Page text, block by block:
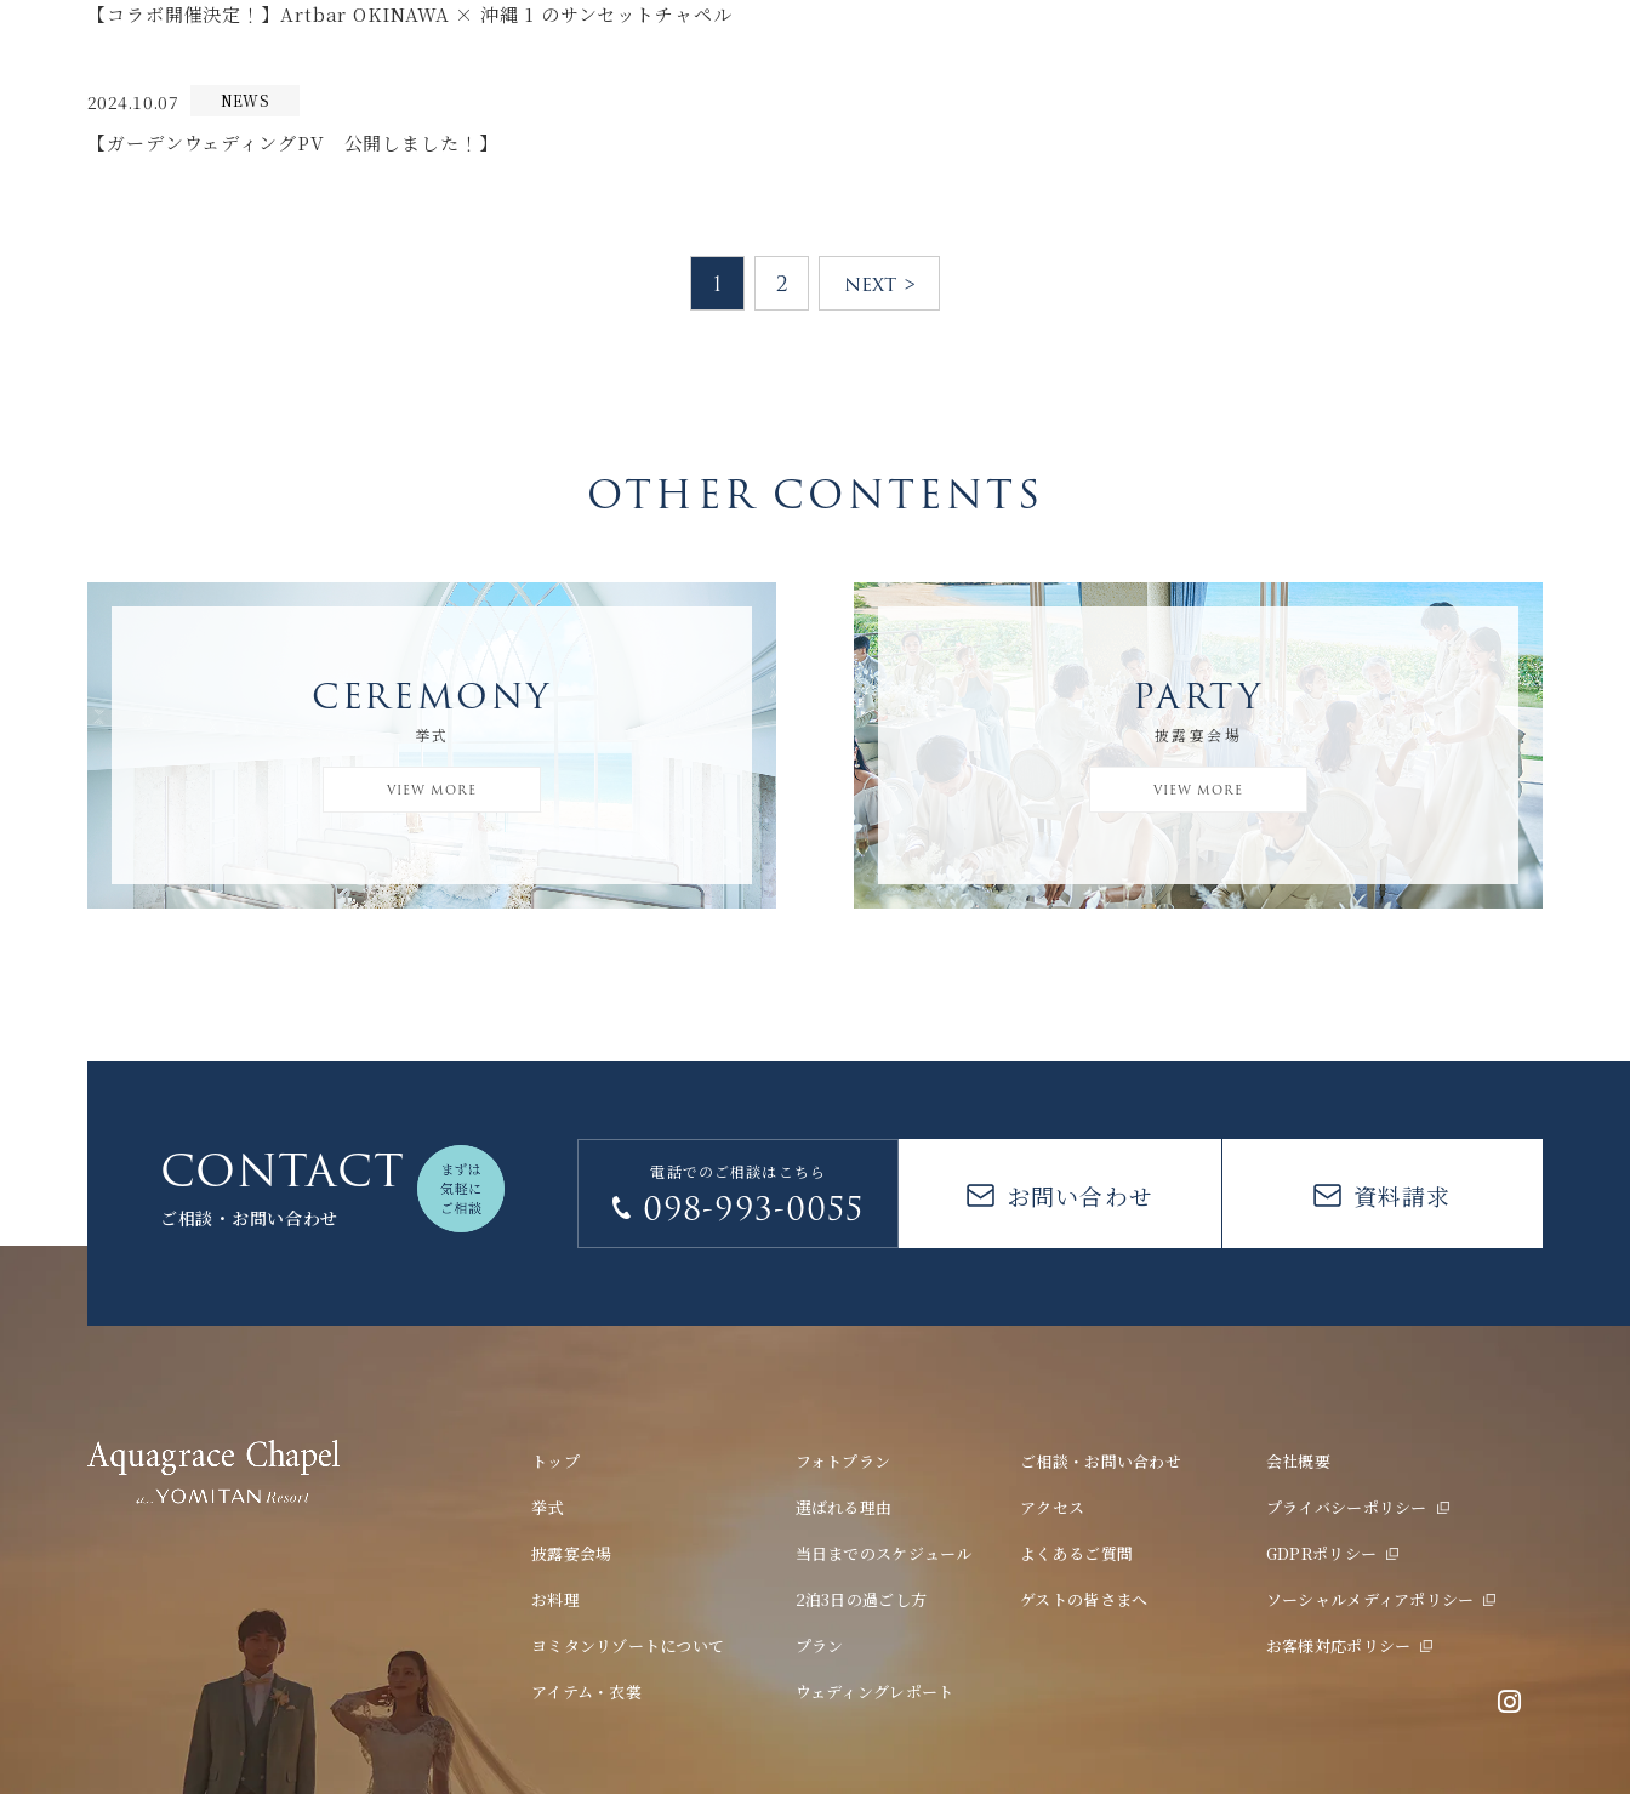
【コラボ開催決定！】Artbar OKINAWA × 沖縄 1 のサンセットチャペル
2024.10.07 NEWS
【ガーデンウェディングPV 公開しました！】
1 2 next >
OTHER CONTENTS
CEREMONY
挙式
VIEW MORE
PARTY
披露宴会場
VIEW MORE
CONTACT
ご相談・お問い合わせ
電話でのご相談はこちら
098-993-0055 お問い合わせ 資料請求
トップ
挙式
披露宴会場
お料理
ヨミタンリゾートについて
アイテム・衣裳
フォトプラン
選ばれる理由
当日までのスケジュール
2泊3日の過ごし方
プラン
ウェディングレポート
ご相談・お問い合わせ
アクセス
よくあるご質問
ゲストの皆さまへ
会社概要
プライバシーポリシー
GDPRポリシー
ソーシャルメディアポリシー
お客様対応ポリシー